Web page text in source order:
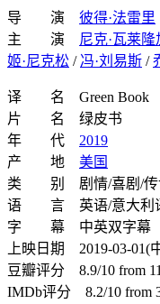
导 演 彼得·法雷里
主 演
尼克·瓦莱隆
姬·尼克松 / 冯·刘易斯 /
译 名 Green Book
片 名 绿皮书
年 代 2019
产 地 美国
类 别 剧情/喜剧/传
语 言 英语/意大利
字 幕 中英双字幕
上映日期 2019-03-01(
豆瓣评分 8.9/10 from
IMDb评分 8.2/10 from